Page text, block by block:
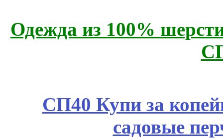
Одежда из 100%
СП40 Купи за
садовые